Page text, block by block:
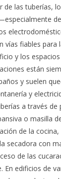
de las tuberías,
fiables para
y los
están
y suelen
y
a través de
o masilla
de la
secadora con
de las
En edificios de